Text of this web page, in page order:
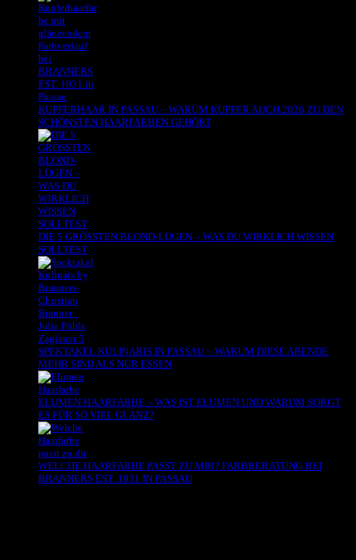
KUPFERHAAR IN PASSAU – WARUM KUPFER AUCH 2026 ZU DEN
SCHÖNSTEN HAARFARBEN GEHÖRT
DIE 5 GRÖSSTEN BLOND-LÜGEN – WAS DU WIRKLICH WISSEN
SOLLTEST
SPEKTAKEL KULINARIS IN PASSAU – WARUM DIESE ABENDE
MEHR SIND ALS NUR ESSEN
ELUMEN HAARFARBE – WAS IST ELUMEN UND WARUM SORGT
ES FÜR SO VIEL GLANZ?
WELCHE HAARFARBE PASST ZU MIR? FARBBERATUNG BEI
BRANNERS EST. 1931 IN PASSAU